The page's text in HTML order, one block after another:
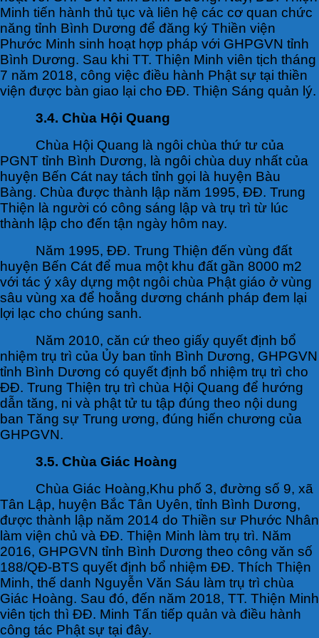
Minh tiến hành thủ tục và liên hệ các cơ quan chức
năng tỉnh Bình Dương để đăng ký Thiền viện
Phước Minh sinh hoạt hợp pháp với GHPGVN tỉnh
Bình Dương. Sau khi TT. Thiện Minh viên tịch tháng
7 năm 2018, công việc điều hành Phật sự tại thiền
viện được bàn giao lại cho ĐĐ. Thiện Sáng quản lý.
3.4. Chùa Hội Quang
Chùa Hội Quang là ngôi chùa thứ tư của
PGNT tỉnh Bình Dương, là ngôi chùa duy nhất của
huyện Bến Cát nay tách tỉnh gọi là huyện Bàu
Bàng. Chùa được thành lập năm 1995, ĐĐ. Trung
Thiện là người có công sáng lập và trụ trì từ lúc
thành lập cho đến tận ngày hôm nay.
Năm 1995, ĐĐ. Trung Thiện đến vùng đất
huyện Bến Cát để mua một khu đất gần 8000 m2
với tác ý xây dựng một ngôi chùa Phật giáo ở vùng
sâu vùng xa để hoằng dương chánh pháp đem lại
lợi lạc cho chúng sanh.
Năm 2010, căn cứ theo giấy quyết định bổ
nhiệm trụ trì của Ủy ban tỉnh Bình Dương, GHPGVN
tỉnh Bình Dương có quyết định bổ nhiệm trụ trì cho
ĐĐ. Trung Thiện trụ trì chùa Hội Quang để hướng
dẫn tăng, ni và phật tử tu tập đúng theo nội dung
ban Tăng sự Trung ương, đúng hiến chương của
GHPGVN.
3.5. Chùa Giác Hoàng
Chùa Giác Hoàng,Khu phố 3, đường số 9, xã
Tân Lập, huyện Bắc Tân Uyên, tỉnh Bình Dương,
được thành lập năm 2014 do Thiền sư Phước Nhân
làm viện chủ và ĐĐ. Thiện Minh làm trụ trì. Năm
2016, GHPGVN tỉnh Bình Dương theo công văn số
188/QĐ-BTS quyết định bổ nhiệm ĐĐ. Thích Thiện
Minh, thế danh Nguyễn Văn Sáu làm trụ trì chùa
Giác Hoàng. Sau đó, đến năm 2018, TT. Thiện Minh
viên tịch thì ĐĐ. Minh Tấn tiếp quản và điều hành
công tác Phật sự tại đây.